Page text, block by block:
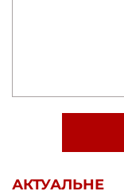
АКТУАЛЬНЕ